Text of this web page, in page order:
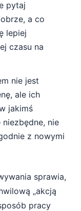
pytaj
a co
lepiej
czasu na
nie jest
ale ich
jakimś
nie
z nowymi
sprawia,
„akcją
pracy